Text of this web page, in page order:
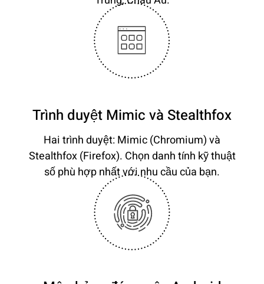
Trình duyệt Mimic và Stealthfox
Hai trình duyệt: Mimic (Chromium) và
Stealthfox (Firefox). Chọn danh tính kỹ thuật
số phù hợp nhất với nhu cầu của bạn.